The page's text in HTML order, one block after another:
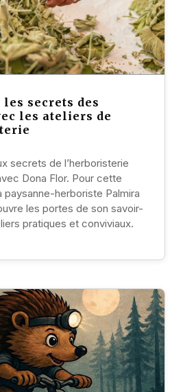
les secrets des
les ateliers de
secrets de l’herboristerie
Dona Flor. Pour cette
paysanne-herboriste Palmira
les portes de son savoir-
pratiques et conviviaux.